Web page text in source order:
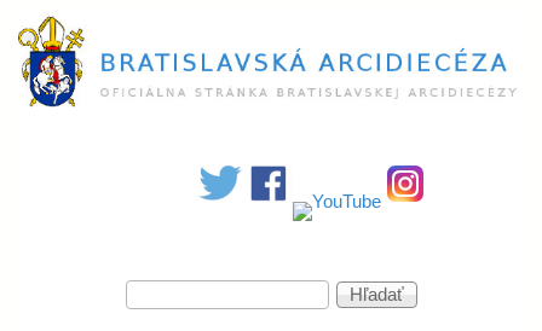
na
hlavný
V
y
H
ľ